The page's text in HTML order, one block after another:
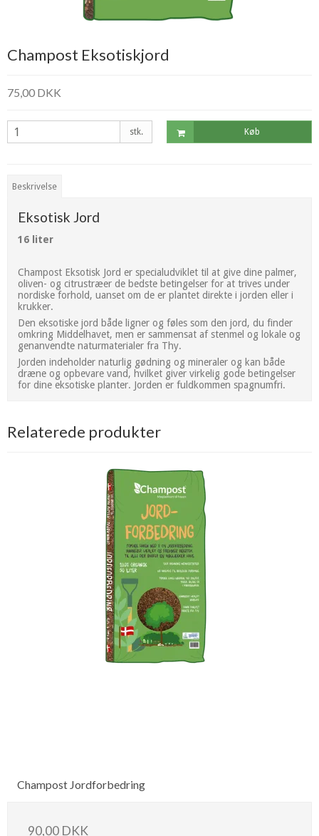
Champost Eksotiskjord
75,00 DKK
stk. Køb
Beskrivelse
Eksotisk Jord
16 liter
Champost Eksotisk Jord er specialudviklet til at give dine palmer,
oliven- og citrustræer de bedste betingelser for at trives under
nordiske forhold, uanset om de er plantet direkte i jorden eller i
krukker.
Den eksotiske jord både ligner og føles som den jord, du finder
omkring Middelhavet, men er sammensat af stenmel og lokale og
genanvendte naturmaterialer fra Thy.
Jorden indeholder naturlig gødning og mineraler og kan både
dræne og opbevare vand, hvilket giver virkelig gode betingelser
for dine eksotiske planter. Jorden er fuldkommen spagnumfri.
Relaterede produkter
Champost Jordforbedring
90,00 DKK